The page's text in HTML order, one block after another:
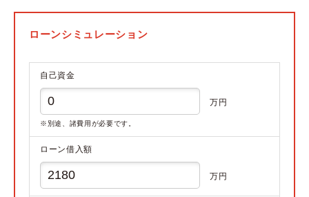
ローンシミュレーション
自己資金
万円
※別途、諸費用が必要です。
ローン借入額
万円